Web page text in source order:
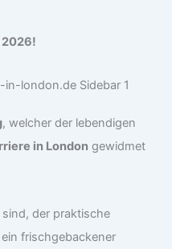
2026!
, welcher der lebendigen
in London gewidmet
der praktische
frischgebackener